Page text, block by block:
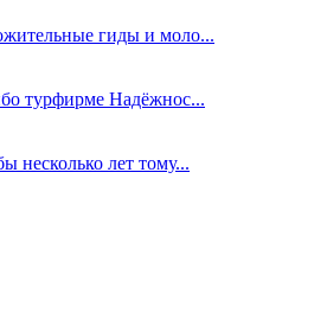
гиды и моло...
турфирме Надёжнос...
несколько лет тому...